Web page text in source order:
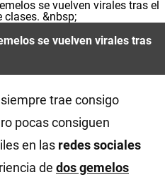
se vuelven virales tras
siempre trae consigo
pocas consiguen
en las redes sociales
de dos gemelos